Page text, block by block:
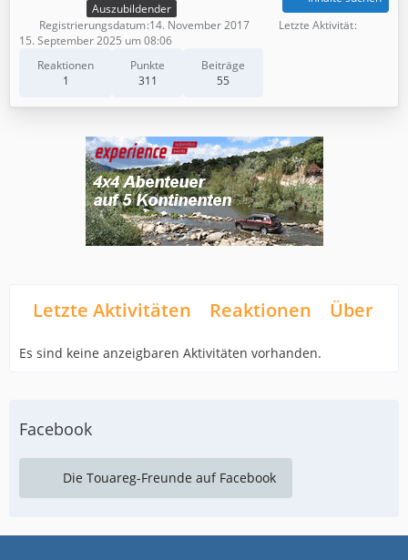
Auszubildender
Reaktionen
1
Punkte
311
Beiträge
55
Registrierungsdatum 14. November 2017
Letzte Aktivität
15. September 2025 um 08:06
Letzte Aktivitäten Reaktionen Über
Es sind keine anzeigbaren Aktivitäten vorhanden.
Facebook
Die Touareg-Freunde auf Facebook